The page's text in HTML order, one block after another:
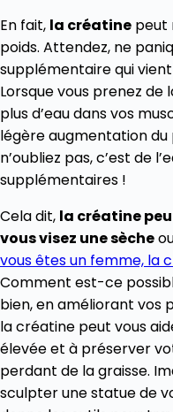
En fait, la créatine peut
poids. Attendez, ne
supplémentaire qui
Lorsque vous prenez
plus d’eau dans vos
légère augmentation du
n’oubliez pas, c’est de
supplémentaires !
Cela dit, la créatine
vous visez une sèche
vous êtes un femme, la
Comment est-ce
bien, en améliorant vos
la créatine peut vous
élevée et à préserver
perdant de la graisse.
sculpter une statue de